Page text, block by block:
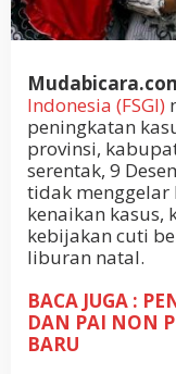
Indonesia (FSGI)
peningkatan
provinsi,
serentak, 9
tidak menggelar
kenaikan kasus,
kebijakan cuti
liburan natal.
BACA JUGA :
DAN PAI NON
BARU